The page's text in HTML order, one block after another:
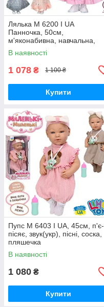
Лялька M 6200 I UA
Панночка, 50см,
м'яконабивна, навчальна,
музику-звук (укр),120 фраз
В наявності
1 078 ₴ 1 100 ₴
Купити
Пупс M 6403 I UA, 45см, п'є-
пісяє, звук(укр), пісні, соска,
пляшечка
В наявності
1 080 ₴
Купити